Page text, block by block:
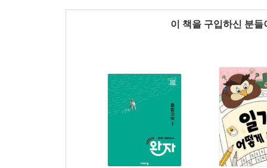
이 책을 구입하신 분